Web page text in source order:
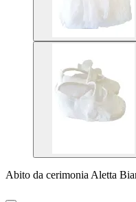
Abito da cerimonia Aletta